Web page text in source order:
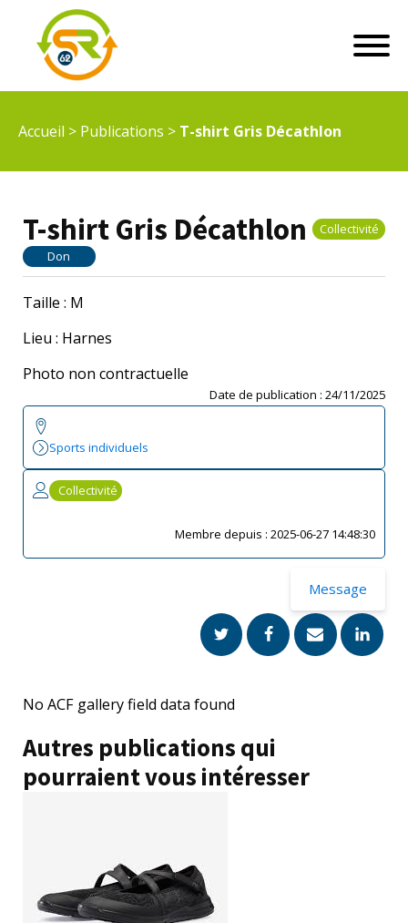
Accueil > Publications > T-shirt Gris Décathlon
T-shirt Gris Décathlon
Collectivité
Don
Taille : M
Lieu : Harnes
Photo non contractuelle
Date de publication :24/11/2025
Sports individuels
Collectivité
Membre depuis : 2025-06-27 14:48:30
Message
No ACF gallery field data found
Autres publications qui
pourraient vous intéresser